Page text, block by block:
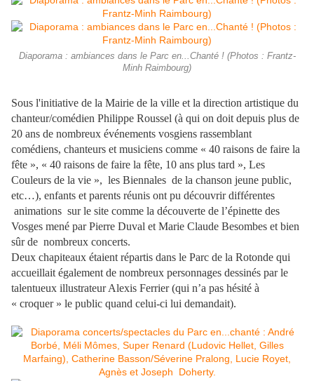
Diaporama : ambiances dans le Parc en...Chanté ! (Photos : Frantz-
Minh Raimbourg)
Sous l'initiative de la Mairie de la ville et la direction artistique du
chanteur/comédien Philippe Roussel (à qui on doit depuis plus de
20 ans de nombreux événements vosgiens rassemblant
comédiens, chanteurs et musiciens comme « 40 raisons de faire la
fête », « 40 raisons de faire la fête, 10 ans plus tard », Les
Couleurs de la vie », les Biennales de la chanson jeune public,
etc…), enfants et parents réunis ont pu découvrir différentes
animations sur le site comme la découverte de l’épinette des
Vosges mené par Pierre Duval et Marie Claude Besombes et bien
sûr de nombreux concerts.
Deux chapiteaux étaient répartis dans le Parc de la Rotonde qui
accueillait également de nombreux personnages dessinés par le
talentueux illustrateur Alexis Ferrier (qui n’a pas hésité à
« croquer » le public quand celui-ci lui demandait).